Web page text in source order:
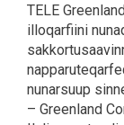
TELE
illoqarfiini
nunarsuup
– Greenland